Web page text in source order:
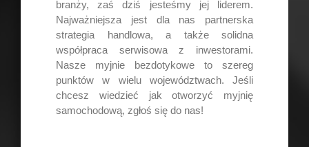
branży, zaś dziś jesteśmy jej liderem.
Najważniejsza jest dla nas partnerska
strategia handlowa, a także solidna
współpraca serwisowa z inwestorami.
Nasze myjnie bezdotykowe to szereg
punktów w wielu województwach. Jeśli
chcesz wiedzieć jak otworzyć myjnię
samochodową, zgłoś się do nas!